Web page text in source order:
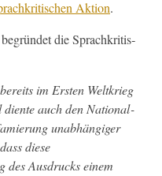
Aktion.
begrün­det die Sprachkri­tis­
im Ersten Weltkrieg
auch den Nation­al­
unab­hängiger
diese
des Aus­drucks einem